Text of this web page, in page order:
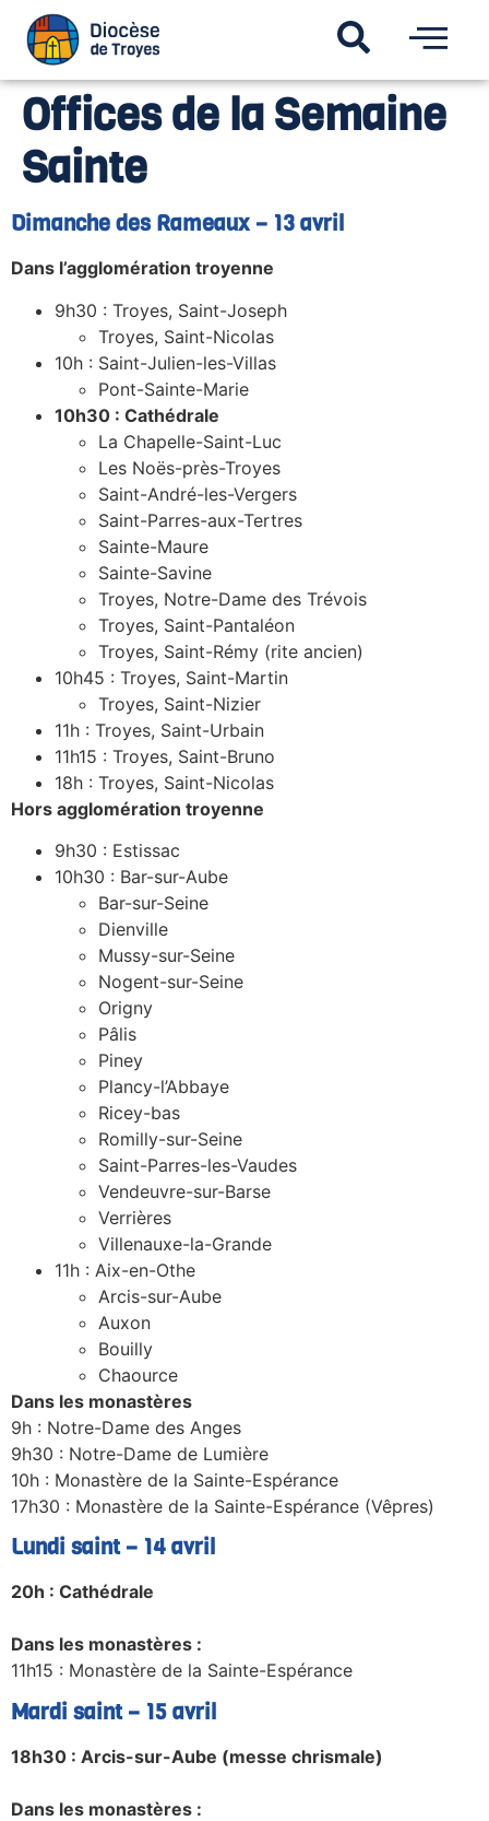
Offices de la Semaine
Sainte
Dimanche des Rameaux – 13 avril
Dans l’agglomération troyenne
9h30 : Troyes, Saint-Joseph
Troyes, Saint-Nicolas
10h : Saint-Julien-les-Villas
Pont-Sainte-Marie
10h30 : Cathédrale
La Chapelle-Saint-Luc
Les Noës-près-Troyes
Saint-André-les-Vergers
Saint-Parres-aux-Tertres
Sainte-Maure
Sainte-Savine
Troyes, Notre-Dame des Trévois
Troyes, Saint-Pantaléon
Troyes, Saint-Rémy (rite ancien)
10h45 : Troyes, Saint-Martin
Troyes, Saint-Nizier
11h : Troyes, Saint-Urbain
11h15 : Troyes, Saint-Bruno
18h : Troyes, Saint-Nicolas
Hors agglomération troyenne
9h30 : Estissac
10h30 : Bar-sur-Aube
Bar-sur-Seine
Dienville
Mussy-sur-Seine
Nogent-sur-Seine
Origny
Pâlis
Piney
Plancy-l’Abbaye
Ricey-bas
Romilly-sur-Seine
Saint-Parres-les-Vaudes
Vendeuvre-sur-Barse
Verrières
Villenauxe-la-Grande
11h : Aix-en-Othe
Arcis-sur-Aube
Auxon
Bouilly
Chaource
Dans les monastères
9h : Notre-Dame des Anges
9h30 : Notre-Dame de Lumière
10h : Monastère de la Sainte-Espérance
17h30 : Monastère de la Sainte-Espérance (Vêpres)
Lundi saint – 14 avril
20h : Cathédrale
Dans les monastères :
11h15 : Monastère de la Sainte-Espérance
Mardi saint – 15 avril
18h30 : Arcis-sur-Aube (messe chrismale)
Dans les monastères :